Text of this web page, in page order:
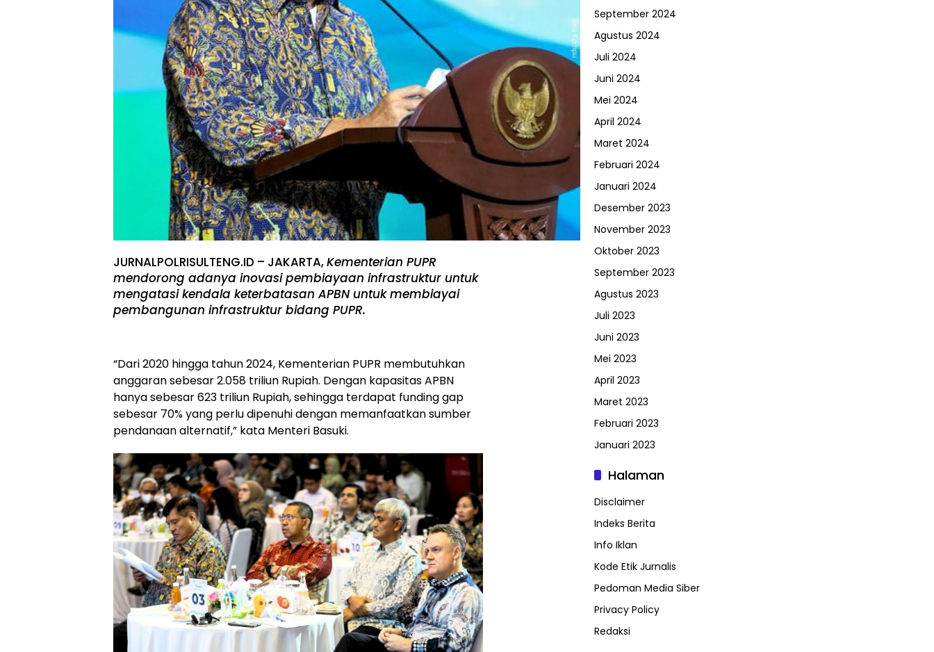
JURNALPOLRISULTENG.ID – JAKARTA,Kementerian PUPR
mendorong adanya inovasi pembiayaan infrastruktur untuk
mengatasi kendala keterbatasan APBN untuk membiayai
pembangunan infrastruktur bidang PUPR.
“Dari 2020 hingga tahun 2024, Kementerian PUPR membutuhkan
anggaran sebesar 2.058 triliun Rupiah. Dengan kapasitas APBN
hanya sebesar 623 triliun Rupiah, sehingga terdapat funding gap
sebesar 70% yang perlu dipenuhi dengan memanfaatkan sumber
pendanaan alternatif,” kata Menteri Basuki.
September 2024
Agustus 2024
Juli 2024
Juni 2024
Mei 2024
April 2024
Maret 2024
Februari 2024
Januari 2024
Desember 2023
November 2023
Oktober 2023
September 2023
Agustus 2023
Juli 2023
Juni 2023
Mei 2023
April 2023
Maret 2023
Februari 2023
Januari 2023
Halaman
Disclaimer
Indeks Berita
Info Iklan
Kode Etik Jurnalis
Pedoman Media Siber
Privacy Policy
Redaksi